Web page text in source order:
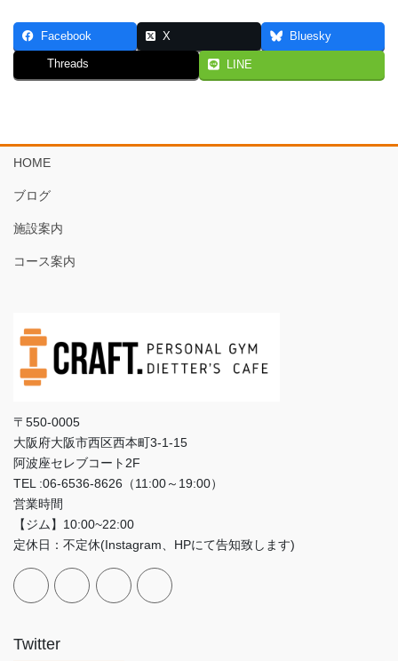
Facebook X Bluesky
Threads LINE
HOME
ブログ
施設案内
コース案内
〒550-0005
大阪府大阪市西区西本町3‐1‐15
阿波座セレブコート2F
TEL :06-6536-8626（11:00～19:00）
営業時間
【ジム】10:00~22:00
定休日：不定休(Instagram、HPにて告知致します)
Twitter